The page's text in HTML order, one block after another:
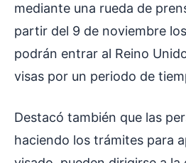
mediante una rueda de
partir del 9 de noviembre
podrán entrar al Reino
visas por un periodo de
Destacó también que las
haciendo los trámites para